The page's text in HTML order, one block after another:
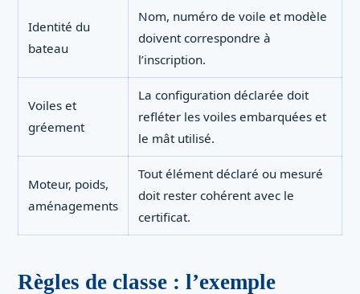
Identité du
bateau
Nom, numéro de voile et modèle
doivent correspondre à
l’inscription.
Voiles et
gréement
La configuration déclarée doit
refléter les voiles embarquées et
le mât utilisé.
Moteur, poids,
aménagements
Tout élément déclaré ou mesuré
doit rester cohérent avec le
certificat.
Règles de classe : l’exemple